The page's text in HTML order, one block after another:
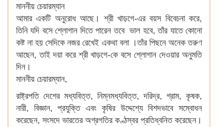
মাননীয় চেয়ারম্যান
আমার একটি অনুরোধ আছে। শ্রী খাড়গে-এর বয়স বিবেচনা করে,
তিনি যদি বসে শ্লোগান দিতে পারেন তবে ভাল হবে, তাঁর যাতে কোনো
কষ্ট না হয় সেদিকে নজর রেখেই একথা বলা ।তাঁর পিছনে অনেক তরুণ
আছেন, তাই দয়া করে শ্রী খাড়গে-কে বসে শ্লোগান দেওয়ার অনুমতি
দিন।
মাননীয় চেয়ারম্যান,
রাষ্ট্রপতি দেশের মধ্যবিত্ত, নিম্নমধ্যবিত্ত, দরিদ্র, গ্রাম, কৃষক,
নারী, বিজ্ঞান, প্রযুক্তি এবং কৃষির উদ্দেশ্যে বিশদভাবে সম্বোধন
করেছেন, সংসদে ভারতের অগ্রগতির কণ্ঠস্বর প্রতিধ্বনিত করেছেন।